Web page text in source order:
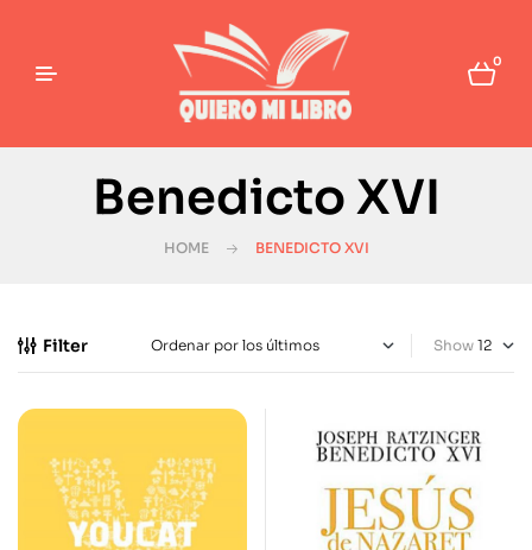
0
Benedicto XVI
HOME BENEDICTO XVI
Filter Show